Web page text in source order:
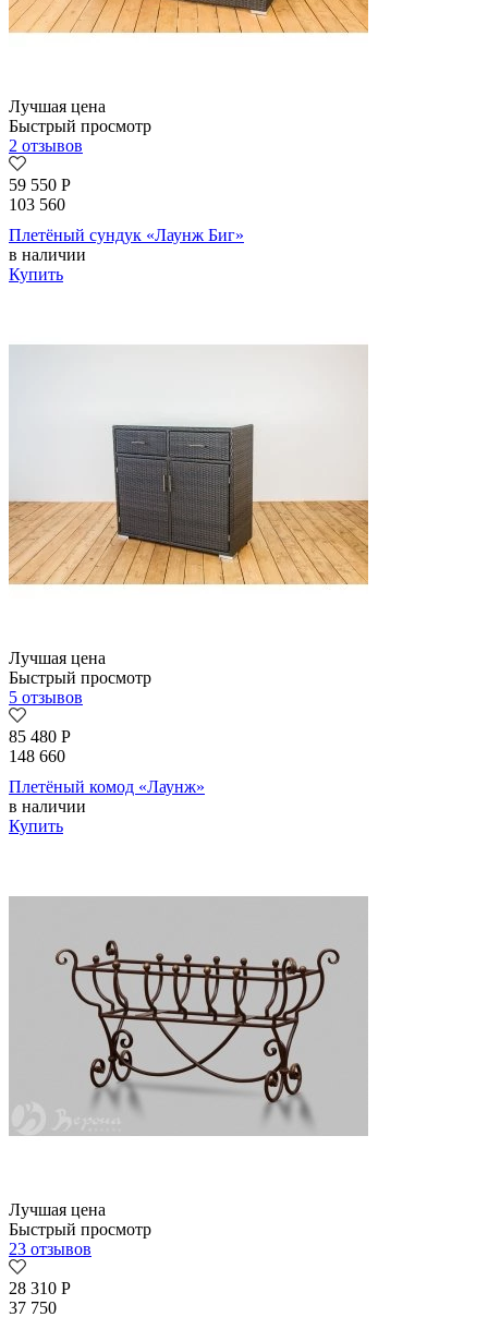
Лучшая цена
Быстрый просмотр
2 отзывов
59 550 Р
103 560
Плетёный сундук «Лаунж Биг»
в наличии
Купить
Лучшая цена
Быстрый просмотр
5 отзывов
85 480 Р
148 660
Плетёный комод «Лаунж»
в наличии
Купить
Лучшая цена
Быстрый просмотр
23 отзывов
28 310 Р
37 750